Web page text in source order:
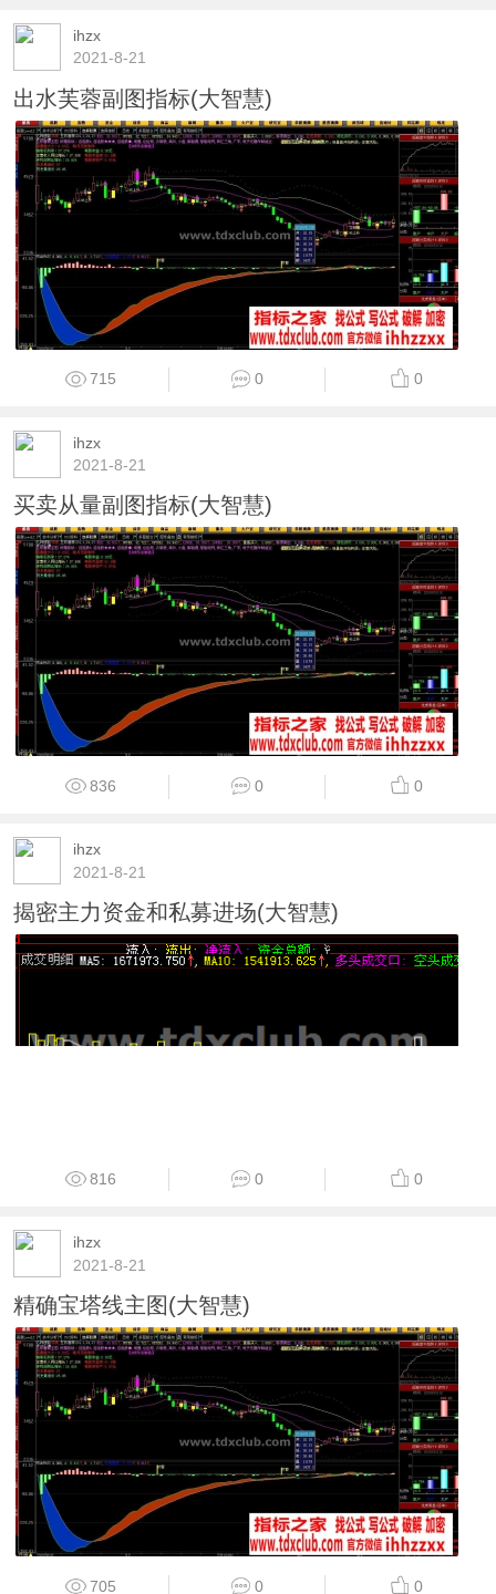
ihzx
2021-8-21
出水芙蓉副图指标(大智慧)
715 0 0
ihzx
2021-8-21
买卖从量副图指标(大智慧)
836 0 0
ihzx
2021-8-21
揭密主力资金和私募进场(大智慧)
816 0 0
ihzx
2021-8-21
精确宝塔线主图(大智慧)
705 0 0